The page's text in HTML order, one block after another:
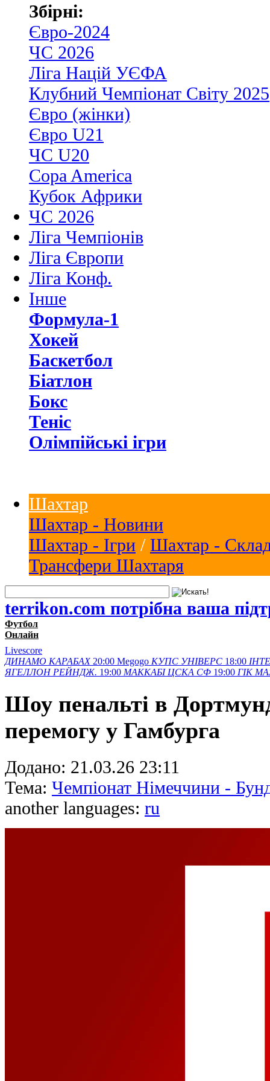
Збірні:
Євро-2024
ЧС 2026
Ліга Націй УЄФА
Клубний Чемпіонат Світу 2025
Євро (жінки)
Євро U21
ЧС U20
Copa America
Кубок Африки
ЧС 2026
Ліга Чемпіонів
Ліга Європи
Ліга Конф.
Інше
Формула-1
Хокей
Баскетбол
Біатлон
Бокс
Теніс
Олімпійські ігри
Шахтар
Шахтар - Новини
Шахтар - Ігри / Шахтар -
Трансфери Шахтаря
terrikon.com потрібна ваша
Футбол
Онлайн
Livescore
ДИНАМО КАРАБАХ 20:00 Megogo КУПС УНІВЕРС 18:00
ЯГЕЛЛОН РЕЙНДЖ. 19:00 МАККАБІ ЦСКА СФ 19:00 ГІК
Шоу пенальті в
перемогу у Гамбурга
Додано: 21.03.26 23:11
Тема: Чемпіонат Німеччини -
another languages: ru